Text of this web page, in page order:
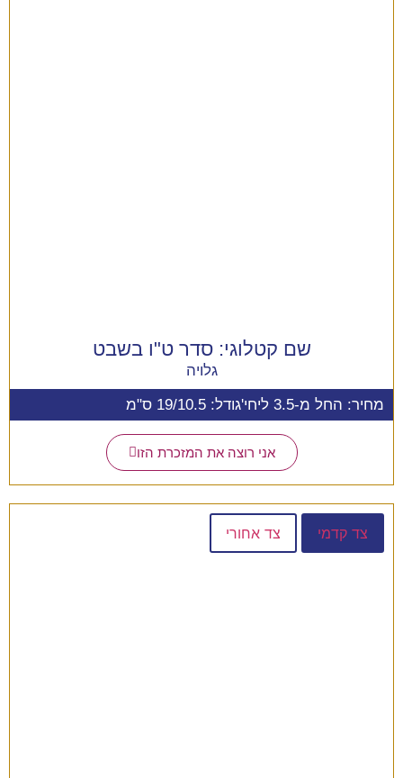
שם קטלוגי:סדר ט"ו בשבט
גלויה
מחיר: החל מ-3.5 ליחי'
גודל: 19/10.5 ס"מ
אני רוצה את המזכרת הזו
צד קדמי צד אחורי